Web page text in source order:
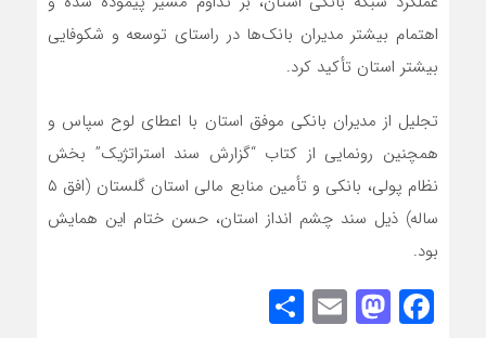
اهتمام بیشتر مدیران بانک‌ها در راستای توسعه و شکوفایی
بیشتر استان تأکید کرد.
تجلیل از مدیران بانکی موفق استان با اعطای لوح سپاس و
همچنین رونمایی از کتاب “گزارش سند استراتژیک” بخش
نظام پولی، بانکی و تأمین منابع مالی استان گلستان (افق ۵
ساله) ذیل سند چشم انداز استان، حسن ختام این همایش
بود‌.
Facebook
Mastodon
Email